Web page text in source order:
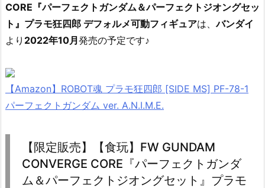
CORE『パーフェクトガンダム＆パーフェクトジオングセッ
ト』プラモ狂四郎 デフォルメ可動フィギュアは、バンダイ
より 2022年10月発売の予定です♪
【Amazon】ROBOT魂 プラモ狂四郎 [SIDE MS] PF-78-1
パーフェクトガンダム ver. A.N.I.M.E.
【限定販売】【食玩】FW GUNDAM
CONVERGE CORE『パーフェクトガンダ
ム＆パーフェクトジオングセット』プラモ